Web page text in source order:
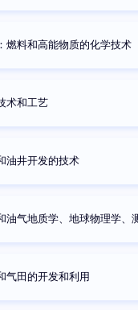
燃料和高能物质的化学技术
术和工艺
油井开发的技术
油气地质学、地球物理学、
气田的开发和利用